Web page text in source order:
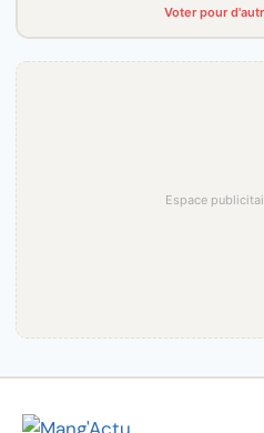
Voter pour
Espace